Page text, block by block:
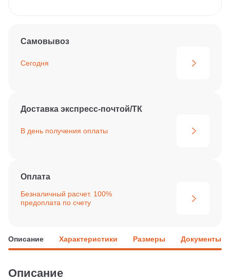
Самовывоз
Сегодня
Доставка экспресс-почтой/ТК
В день получения оплаты
Оплата
Безналичный расчет. 100%
предоплата по счету
Описание Характеристики Размеры Документы
Описание